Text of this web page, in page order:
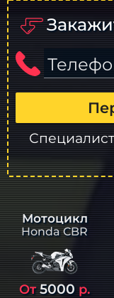
Мотоцикл
Honda CBR
От5000 р.